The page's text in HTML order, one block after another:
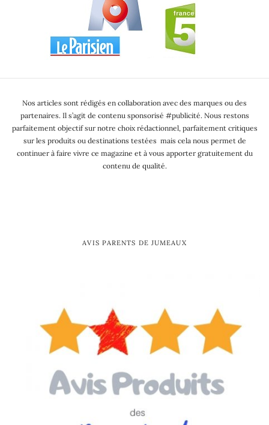
Nos articles sont rédigés en collaboration avec des marques ou des
partenaires. Il s’agit de contenu sponsorisé #publicité. Nous restons
parfaitement objectif sur notre choix rédactionnel, parfaitement critiques
sur les produits ou destinations testées mais cela nous permet de
continuer à faire vivre ce magazine et à vous apporter gratuitement du
contenu de qualité.
AVIS PARENTS DE JUMEAUX